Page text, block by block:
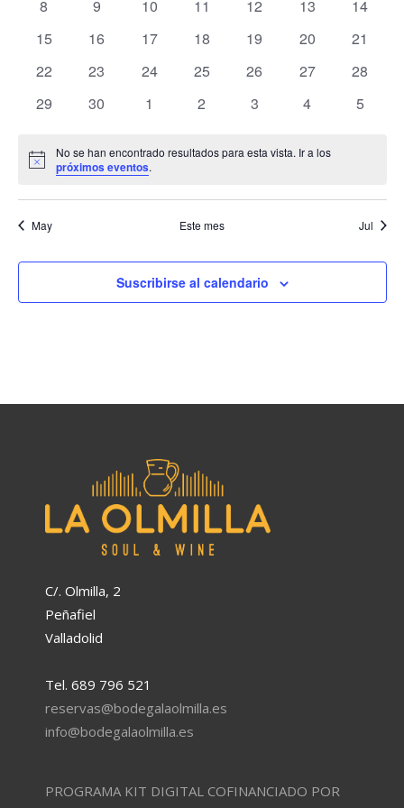
Eventos
0
8
0
9
0
10
0
11
0
12
0
13
0
14
0
15
0
16
0
17
0
18
0
19
0
20
0
21
0
22
0
23
0
24
0
25
0
26
0
27
0
28
0
29
0
30
0
1
0
2
0
3
0
4
0
5
Aviso
No se han encontrado resultados para esta vista. Ir a los
próximos eventos.
May Este mes Jul
Suscribirse al calendario
C/. Olmilla, 2
Peñafiel
Valladolid
Tel. 689 796 521
reservas@bodegalaolmilla.es
info@bodegalaolmilla.es
PROGRAMA KIT DIGITAL COFINANCIADO POR